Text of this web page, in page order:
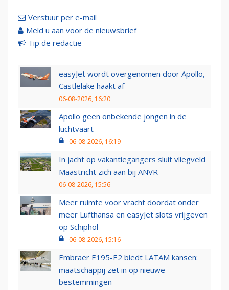
Verstuur per e-mail
Meld u aan voor de nieuwsbrief
Tip de redactie
easyJet wordt overgenomen door Apollo,
Castlelake haakt af
06-08-2026, 16:20
Apollo geen onbekende jongen in de
luchtvaart
06-08-2026, 16:19
In jacht op vakantiegangers sluit vliegveld
Maastricht zich aan bij ANVR
06-08-2026, 15:56
Meer ruimte voor vracht doordat onder
meer Lufthansa en easyJet slots vrijgeven
op Schiphol
06-08-2026, 15:16
Embraer E195-E2 biedt LATAM kansen:
maatschappij zet in op nieuwe
bestemmingen